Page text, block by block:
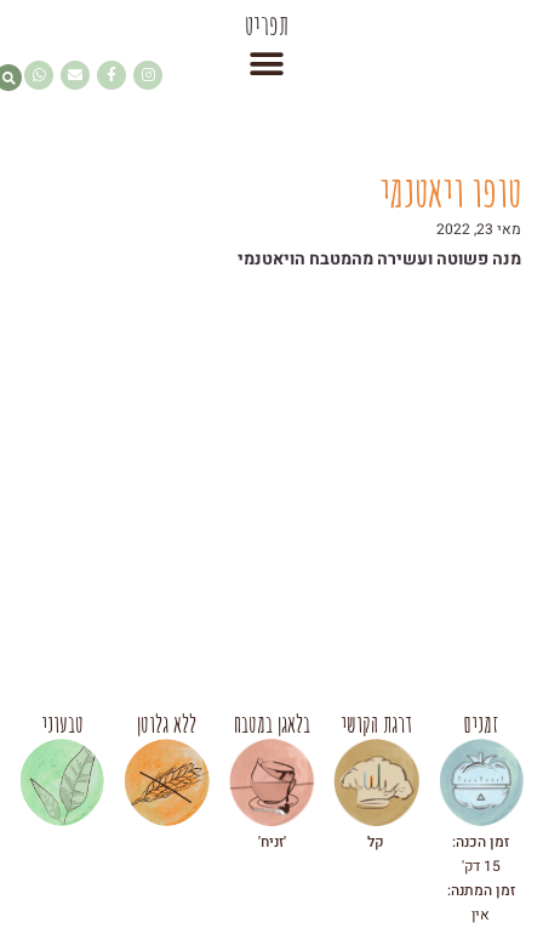
תפריט
טופו ויאטנמי
מאי 23, 2022
מנה פשוטה ועשירה מהמטבח הויאטנמי
זמנים
זמן הכנה:
15 דק'
זמן המתנה:
אין
דרגת הקושי
קל
בלאגן במטבח
'זניח'
ללא גלוטן טבעוני